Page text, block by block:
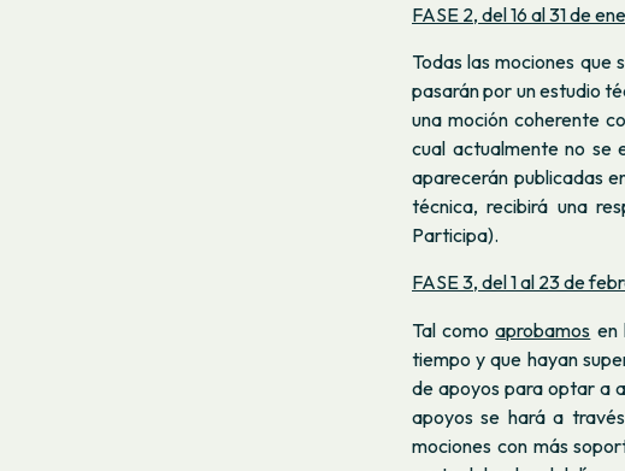
FASE 2, del 16 al 31 de
Todas las mociones que
pasarán por un estudio
una moción coherente
cual actualmente no se
aparecerán publicadas
técnica, recibirá una
Participa).
FASE 3, del 1 al 23 de
Tal comoaprobamos en
tiempo y que hayan
de apoyos para optar a
apoyos se hará a
mociones con más